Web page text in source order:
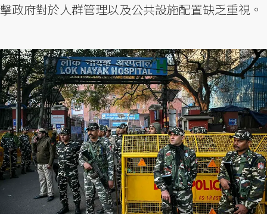
擊政府對於人群管理以及公共設施配置缺乏重視。